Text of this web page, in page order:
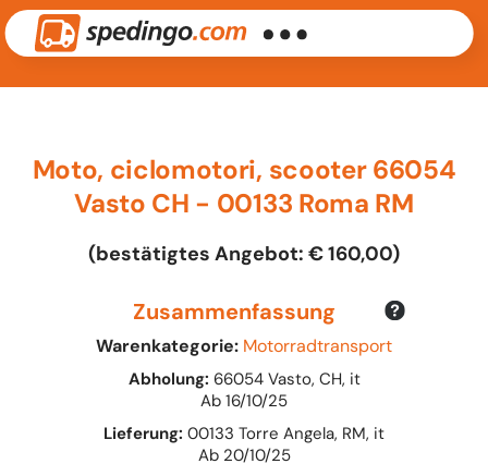
Moto, ciclomotori, scooter 66054
Vasto CH - 00133 Roma RM
(bestätigtes Angebot: € 160,00)
Zusammenfassung
Warenkategorie: Motorradtransport
Abholung: 66054 Vasto, CH, it
Ab 16/10/25
Lieferung: 00133 Torre Angela, RM, it
Ab 20/10/25